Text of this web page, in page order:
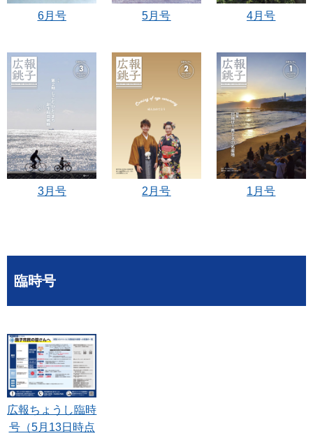
6月号 5月号 4月号
3月号 2月号 1月号
臨時号
広報ちょうし臨時
号（5月13日時点